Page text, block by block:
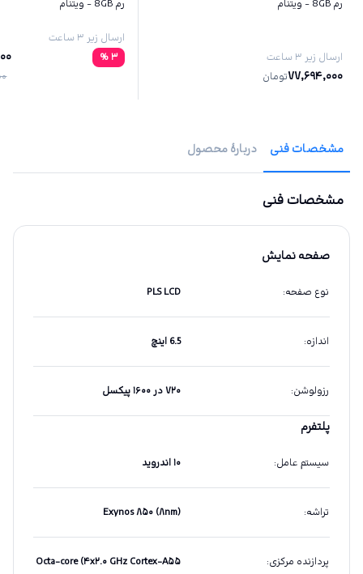
رم 8GB - ویتنام
ارسال زیر ۳ ساعت
77,694,000تومان
رم 8GB - ویتنام
ارسال زیر ۳ ساعت
3
%
مشخصات فنی دربارهٔ محصول
مشخصات فنی
صفحه نمایش
نوع صفحه:
PLS LCD
اندازه: 6.5 اینچ
رزولوشن: ۷۲۰ در ۱۶۰۰ پیکسل
پلتفرم
سیستم عامل: ۱۰ اندروید
تراشه: Exynos ۸۵۰ (۸nm)
پردازنده مرکزی:
Octa-core (۴x۲.۰ GHz Cortex-A۵۵